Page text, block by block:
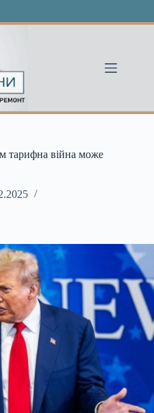
тарифна війна може